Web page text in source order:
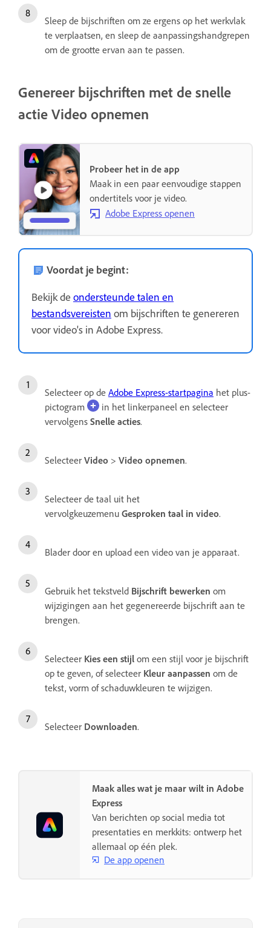
Sleep de bijschriften om ze ergens op het werkvlak
te verplaatsen, en sleep de aanpassingshandgrepen
om de grootte ervan aan te passen.
Genereer bijschriften met de snelle
actie Video opnemen
Probeer het in de app
Maak in een paar eenvoudige stappen
ondertitels voor je video.
Adobe Express openen
Voordat je begint:
Bekijk de ondersteunde talen en
bestandsvereisten om bijschriften te genereren
voor video's in Adobe Express.
Selecteer op de Adobe Express-startpagina het plus-
pictogram
in het linkerpaneel en selecteer
vervolgens Snelle acties.
Selecteer Video > Video opnemen.
Selecteer de taal uit het
vervolgkeuzemenu Gesproken taal in video.
Blader door en upload een video van je apparaat.
Gebruik het tekstveld Bijschrift bewerken om
wijzigingen aan het gegenereerde bijschrift aan te
brengen.
Selecteer Kies een stijl om een stijl voor je bijschrift
op te geven, of selecteer Kleur aanpassen om de
tekst, vorm of schaduwkleuren te wijzigen.
Selecteer Downloaden.
Maak alles wat je maar wilt in Adobe
Express
Van berichten op social media tot
presentaties en merkkits: ontwerp het
allemaal op één plek.
De app openen